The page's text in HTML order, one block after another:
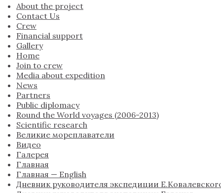
About the project
Contact Us
Crew
Financial support
Gallery
Home
Join to crew
Media about expedition
News
Partners
Public diplomacy
Round the World voyages (2006-2013)
Scientific research
Великие мореплаватели
Видео
Галерея
Главная
Главная — English
Дневник руководителя экспедиции